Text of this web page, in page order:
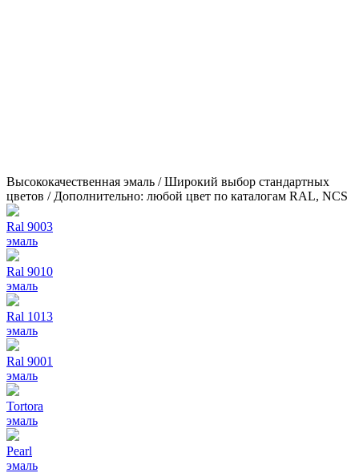
Высококачественная эмаль / Широкий выбор стандартных
цветов / Дополнительно: любой цвет по каталогам RAL, NCS
Ral 9003
эмаль
Ral 9010
эмаль
Ral 1013
эмаль
Ral 9001
эмаль
Tortora
эмаль
Pearl
эмаль